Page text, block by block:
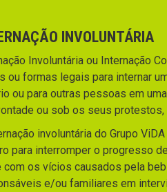
INVOLUNTÁRIA
Involuntária ou Internação
ou formas legais para internar
ou para outras pessoas em
ou sob os seus
involuntária do Grupo
para interromper o progresso
com os vícios causados pela
e/ou familiares em